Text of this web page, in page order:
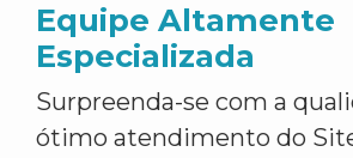
Equipe Altamente
Especializada
Surpreenda-se com a
ótimo atendimento do